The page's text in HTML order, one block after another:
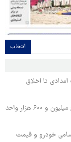
انتخاب
تا اخلاق
شاخص کل بورس دوشنبه ۱۹ مرداد ۱۴۰۵/ بورس پنج میلیون و ۶۰۰ هزار واحد
خودرو و قیمت